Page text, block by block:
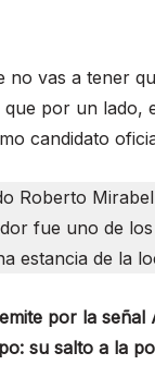
no vas a tener
por un lado,
candidato
Roberto
fue uno de
estancia de la
por la
su salto a la